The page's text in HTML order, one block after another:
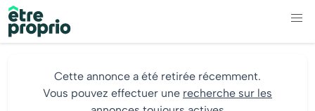
Cette annonce a été retirée récemment.
Vous pouvez effectuer une recherche sur les